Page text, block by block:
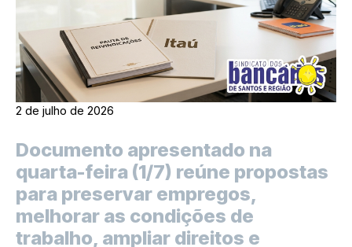
2 de julho de 2026
Documento apresentado na
quarta-feira (1/7) reúne propostas
para preservar empregos,
melhorar as condições de
trabalho, ampliar direitos e